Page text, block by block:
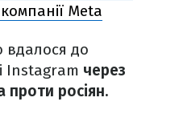
Meta
вдалося до
Instagram через
проти росіян.